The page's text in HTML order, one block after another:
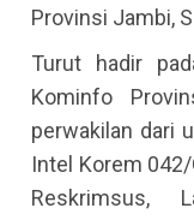
Provinsi Jambi,
Turut hadir
Kominfo
perwakilan dari
Intel Korem
Reskrimsus,